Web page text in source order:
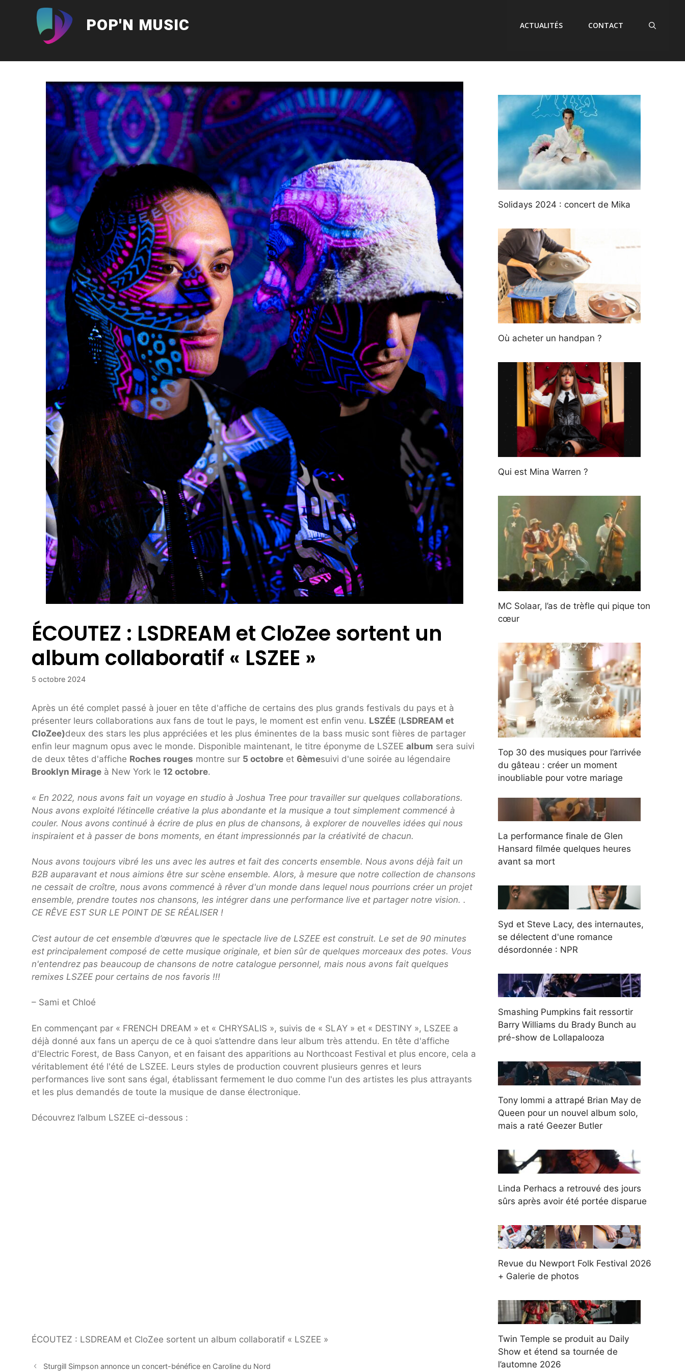
POP'N MUSIC ACTUALITÉS CONTACT
ÉCOUTEZ : LSDREAM et CloZee sortent un
album collaboratif « LSZEE »
5 octobre 2024
Après un été complet passé à jouer en tête d'affiche de certains des plus grands festivals du pays et à
présenter leurs collaborations aux fans de tout le pays, le moment est enfin venu. LSZÉE (LSDREAM et
CloZee)deux des stars les plus appréciées et les plus éminentes de la bass music sont fières de partager
enfin leur magnum opus avec le monde. Disponible maintenant, le titre éponyme de LSZEE album sera suivi
de deux têtes d'affiche Roches rouges montre sur 5 octobre et 6èmesuivi d'une soirée au légendaire
Brooklyn Mirage à New York le 12 octobre.
« En 2022, nous avons fait un voyage en studio à Joshua Tree pour travailler sur quelques collaborations.
Nous avons exploité l’étincelle créative la plus abondante et la musique a tout simplement commencé à
couler. Nous avons continué à écrire de plus en plus de chansons, à explorer de nouvelles idées qui nous
inspiraient et à passer de bons moments, en étant impressionnés par la créativité de chacun.
Nous avons toujours vibré les uns avec les autres et fait des concerts ensemble. Nous avons déjà fait un
B2B auparavant et nous aimions être sur scène ensemble. Alors, à mesure que notre collection de chansons
ne cessait de croître, nous avons commencé à rêver d'un monde dans lequel nous pourrions créer un projet
ensemble, prendre toutes nos chansons, les intégrer dans une performance live et partager notre vision. .
CE RÊVE EST SUR LE POINT DE SE RÉALISER !
C’est autour de cet ensemble d’œuvres que le spectacle live de LSZEE est construit. Le set de 90 minutes
est principalement composé de cette musique originale, et bien sûr de quelques morceaux des potes. Vous
n'entendrez pas beaucoup de chansons de notre catalogue personnel, mais nous avons fait quelques
remixes LSZEE pour certains de nos favoris !!!
– Sami et Chloé
En commençant par « FRENCH DREAM » et « CHRYSALIS », suivis de « SLAY » et « DESTINY », LSZEE a
déjà donné aux fans un aperçu de ce à quoi s’attendre dans leur album très attendu. En tête d'affiche
d'Electric Forest, de Bass Canyon, et en faisant des apparitions au Northcoast Festival et plus encore, cela a
véritablement été l'été de LSZEE. Leurs styles de production couvrent plusieurs genres et leurs
performances live sont sans égal, établissant fermement le duo comme l'un des artistes les plus attrayants
et les plus demandés de toute la musique de danse électronique.
Découvrez l’album LSZEE ci-dessous :
ÉCOUTEZ : LSDREAM et CloZee sortent un album collaboratif « LSZEE »
Sturgill Simpson annonce un concert-bénéfice en Caroline du Nord
Solidays 2024 : concert de Mika
Où acheter un handpan ?
Qui est Mina Warren ?
MC Solaar, l’as de trèfle qui pique ton
cœur
Top 30 des musiques pour l’arrivée
du gâteau : créer un moment
inoubliable pour votre mariage
La performance finale de Glen
Hansard filmée quelques heures
avant sa mort
Syd et Steve Lacy, des internautes,
se délectent d'une romance
désordonnée : NPR
Smashing Pumpkins fait ressortir
Barry Williams du Brady Bunch au
pré-show de Lollapalooza
Tony Iommi a attrapé Brian May de
Queen pour un nouvel album solo,
mais a raté Geezer Butler
Linda Perhacs a retrouvé des jours
sûrs après avoir été portée disparue
Revue du Newport Folk Festival 2026
+ Galerie de photos
Twin Temple se produit au Daily
Show et étend sa tournée de
l’automne 2026